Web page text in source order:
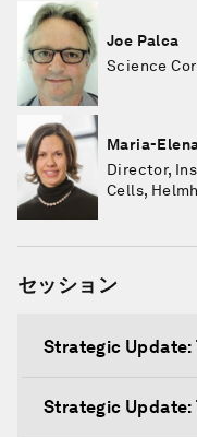
Joe Palca
Science
Maria-
Director,
Cells,
セッション
Strategic Update:
Strategic Update: